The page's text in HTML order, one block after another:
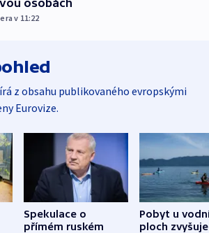
osobách
v 11:22
z obsahu publikovaného evropskými
Eurovize.
Spekulace o
přímém ruském
Pobyt u
ploch zvyšuje